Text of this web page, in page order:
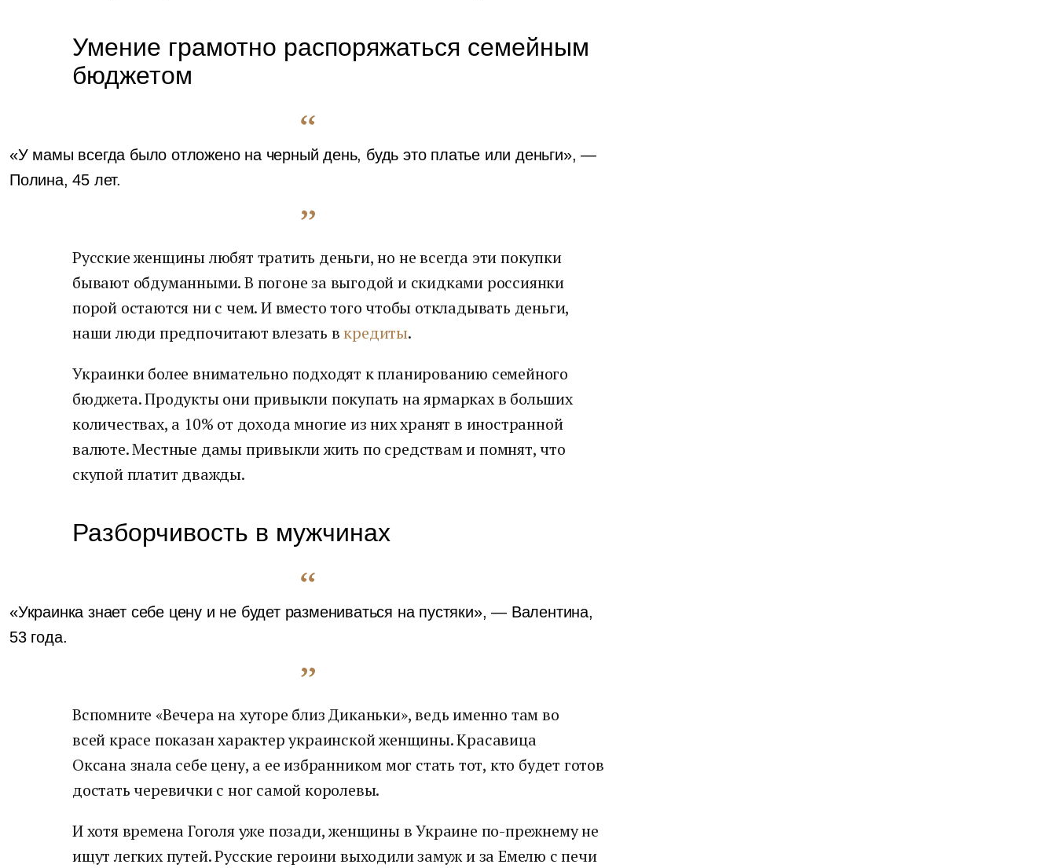
Умение грамотно распоряжаться семейным
бюджетом
«У мамы всегда было отложено на черный день, будь это платье или деньги», —
Полина, 45 лет.
Русские женщины любят тратить деньги, но не всегда эти покупки
бывают обдуманными. В погоне за выгодой и скидками россиянки
порой остаются ни с чем. И вместо того чтобы откладывать деньги,
наши люди предпочитают влезать вкредиты.
Украинки более внимательно подходят к планированию семейного
бюджета. Продукты они привыкли покупать на ярмарках в больших
количествах, а 10% от дохода многие из них хранят в иностранной
валюте. Местные дамы привыкли жить по средствам и помнят, что
скупой платит дважды.
Разборчивость в мужчинах
«Украинка знает себе цену и не будет размениваться на пустяки», — Валентина,
53 года.
Вспомните «Вечера на хуторе близ Диканьки», ведь именно там во
всей красе показан характер украинской женщины. Красавица
Оксана знала себе цену, а ее избранником мог стать тот, кто будет готов
достать черевички с ног самой королевы.
И хотя времена Гоголя уже позади, женщины в Украине по-прежнему не
ищут легких путей. Русские героини выходили замуж и за Емелю с печи